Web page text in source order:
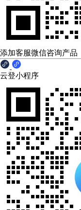
添加客服微信咨询产品
云登小程序